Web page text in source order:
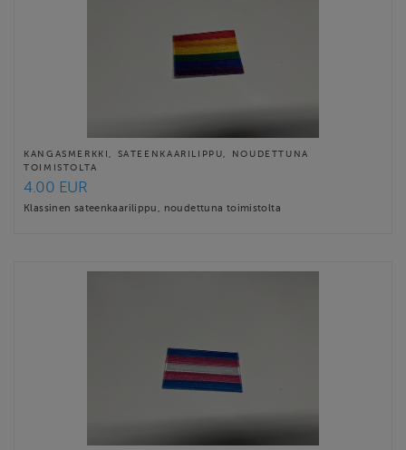
KANGASMERKKI, SATEENKAARILIPPU, NOUDETTUNA
TOIMISTOLTA
4.00 EUR
Klassinen sateenkaarilippu, noudettuna toimistolta